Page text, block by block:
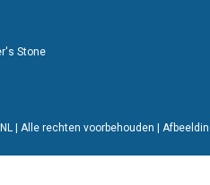
Stone
| Alle rechten voorbehouden |